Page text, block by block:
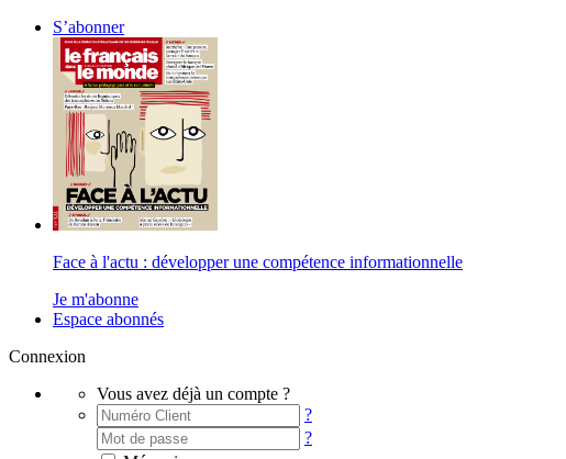
S’abonner
Face à l'actu : développer une compétence informationnelle
Je m'abonne
Espace abonnés
Connexion
Vous avez déjà un compte ?
?
?